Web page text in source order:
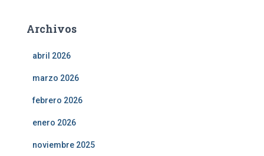
Archivos
abril 2026
marzo 2026
febrero 2026
enero 2026
noviembre 2025